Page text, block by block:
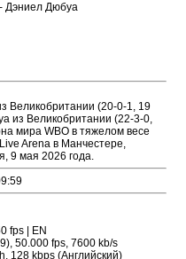
Дэниел Дюбуа
Великобритании (20-0-1, 19
из Великобритании (22-3-0,
мира WBO в тяжелом весе
Arena в Манчестере,
9 мая 2026 года.
fps | EN
50.000 fps, 7600 kb/s
128 kbps (Английский)